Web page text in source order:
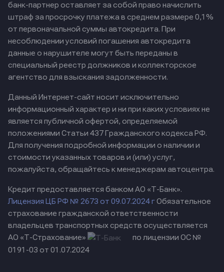
банк-партнер оставляет за собой право начислить
штраф за просрочку платежа в среднем размере 0,1%
от первоначальной суммы автокредита. При
несоблюдении условий погашения автокредита
данные о нарушителе могут быть переданы в
специальный реестр должников и коллекторское
агентство для взыскания задолженности.
Данный Интернет-сайт носит исключительно
информационный характер и ни при каких условиях не
является публичной офертой, определяемой
положениями Статьи 437 Гражданского кодекса РФ.
Для получения подробной информации о наличии и
стоимости указанных товаров и (или) услуг,
пожалуйста, обращайтесь к менеджерам автоцентра.
Кредит предоставляется банком АО «Т-Банк».
Лицензия ЦБ РФ № 2673 от 09.07.2024 гОбязательное
страхование гражданской ответственности
владельцев транспортных средств осуществляется
АО «Т-Страхование»
по лицензии ОС №
0191-03 от 01.07.2024